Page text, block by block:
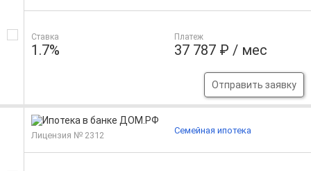
Ставка
1.7%
Платеж
37 787 ₽ / мес
Отправить заявку
Лицензия № 2312 Семейная ипотека